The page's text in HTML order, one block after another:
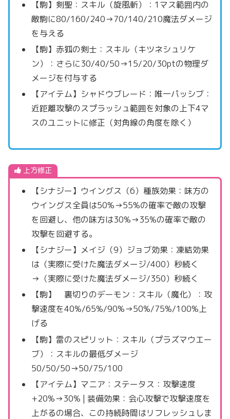
【駒】剣聖：スキル（旋風斬）：1マス範囲内の
敵駒に80/160/240→70/140/210魔法ダメージ
を与える
【駒】赤狐の剣士：スキル（キツネシュリケ
ン）：さらに30/40/50→15/20/30ptの物理ダ
メージを付与する
【アイテム】シャドウブレード：唯一パッシブ：
近距離攻撃のスプラッシュ範囲を対象の上下4マ
スのユニットに修正（対角線の角度を除く）
上方修正
【シナジー】ウイングス（6）種族効果：味方の
ウイングス全員は50%→55%の確率で敵の攻撃
を回避し、他の味方は30%→35%の確率で敵の
攻撃を回避する。
【シナジー】メイジ（9）ジョブ効果：凍結効果
は（実際に受けた魔法ダメージ/400）秒続く
→（実際に受けた魔法ダメージ/350）秒続く
【駒】 裏切りのデーモン：スキル（魔化）：攻
撃速度を40%/65%/90%→50%/75%/100%上
げる
【駒】雷のスピリット：スキル（プラズマウエー
ブ）：スキルの最低ダメージ
50/50/50→50/75/100
【アイテム】マニア：ステータス：攻撃速度
+20%→30% | 装備効果：会心攻撃で攻撃速度を
上がるの場合、この持続時間はリフレッシュしま